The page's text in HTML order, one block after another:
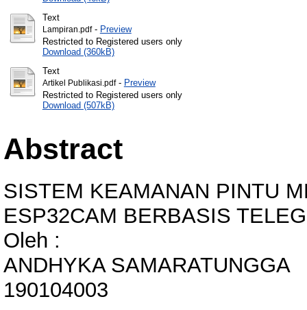
Text
Lampiran.pdf- Preview
Restricted to Registered users only
Download (360kB)
Text
Artikel Publikasi.pdf- Preview
Restricted to Registered users only
Download (507kB)
Abstract
SISTEM KEAMANAN PINTU
ESP32CAM BERBASIS
Oleh :
ANDHYKA SAMARATUNGGA
190104003